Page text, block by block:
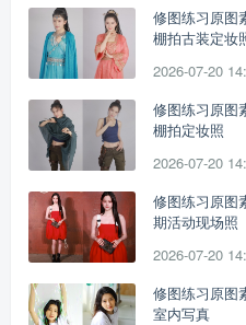
修图练习原图
棚拍古装定妆
2026-07-20
修图练习原图
棚拍定妆照
2026-07-20
修图练习原图
期活动现场照
2026-07-20
修图练习原图
室内写真